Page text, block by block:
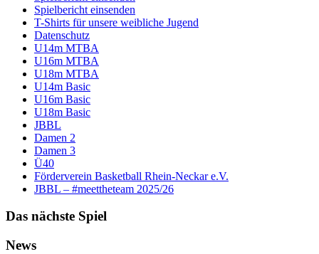
Spielbericht einsenden
T-Shirts für unsere weibliche Jugend
Datenschutz
U14m MTBA
U16m MTBA
U18m MTBA
U14m Basic
U16m Basic
U18m Basic
JBBL
Damen 2
Damen 3
Ü40
Förderverein Basketball Rhein-Neckar e.V.
JBBL – #meettheteam 2025/26
Das nächste Spiel
News